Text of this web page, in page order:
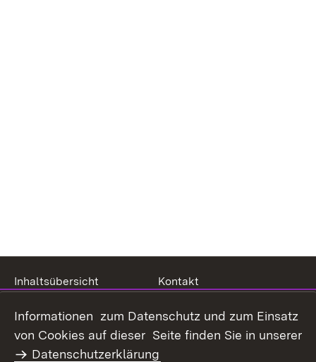
Inhaltsübersicht
Kontakt
Barrierefreiheit
Benutzungshinweise
Impressum
Informationen zum Datenschutz und zum Einsatz
von Cookies auf dieser Seite finden Sie in unserer
Datenschutzerklärung